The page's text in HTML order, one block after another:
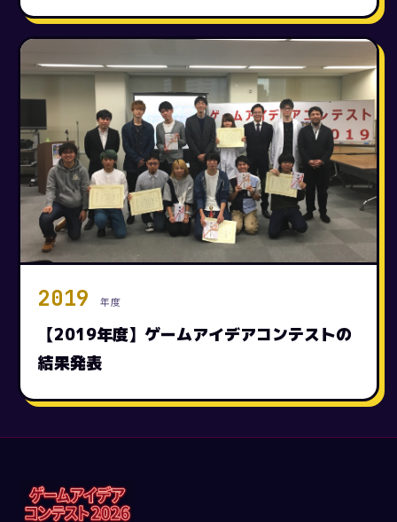
2019 年度
【2019年度】ゲームアイデアコンテストの
結果発表